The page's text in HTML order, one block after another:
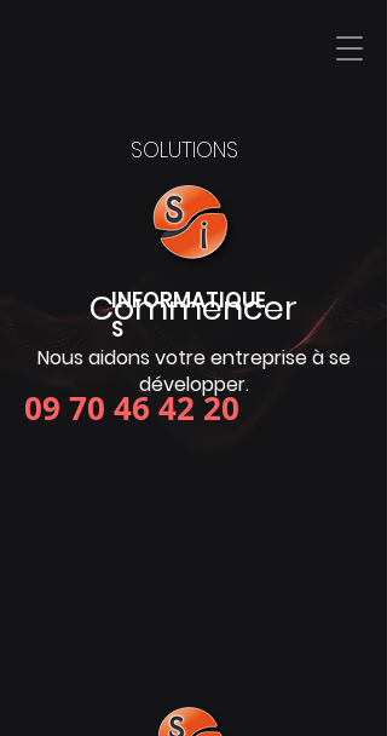
SOLUTIONS
INFORMATIQUE
S
09 70 46 42 20
Commencer
Nous aidons votre entreprise à se
développer.